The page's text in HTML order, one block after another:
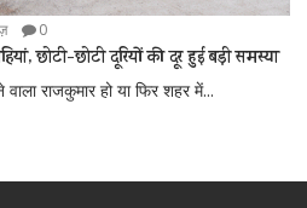
0
छोटी-छोटी दूरियों की दूर हुई बड़ी समस्या
राजकुमार हो या फिर शहर में...